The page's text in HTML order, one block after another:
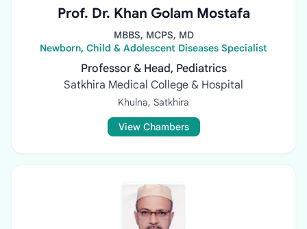
Prof. Dr. Khan Golam Mostafa
MBBS, MCPS, MD
Newborn, Child & Adolescent Diseases Specialist
Professor & Head, Pediatrics
Satkhira Medical College & Hospital
Khulna, Satkhira
View Chambers